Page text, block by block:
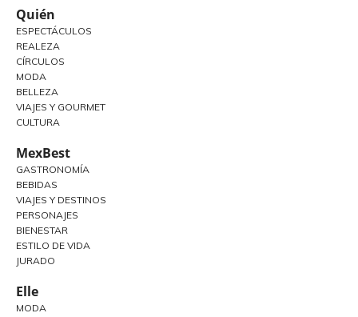
Quién
ESPECTÁCULOS
REALEZA
CÍRCULOS
MODA
BELLEZA
VIAJES Y GOURMET
CULTURA
MexBest
GASTRONOMÍA
BEBIDAS
VIAJES Y DESTINOS
PERSONAJES
BIENESTAR
ESTILO DE VIDA
JURADO
Elle
MODA